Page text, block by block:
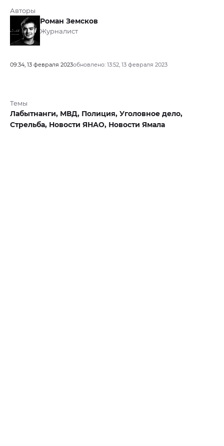
Авторы
Роман Земсков
Журналист
09:34, 13 февраля 2023обновлено: 13:52, 13 февраля 2023
Темы
Лабытнанги, МВД, Полиция, Уголовное дело,
Стрельба, Новости ЯНАО, Новости Ямала